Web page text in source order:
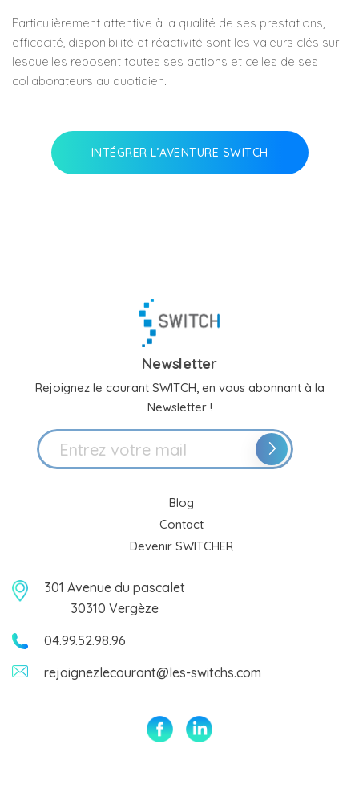
Particulièrement attentive à la qualité de ses prestations,
efficacité, disponibilité et réactivité sont les valeurs clés sur
lesquelles reposent toutes ses actions et celles de ses
collaborateurs au quotidien.
INTÉGRER L’AVENTURE SWITCH
Newsletter
Rejoignez le courant SWITCH, en vous abonnant à la
Newsletter !
Blog
Contact
Devenir SWITCHER
301 Avenue du pascalet
30310 Vergèze
04.99.52.98.96
rejoignezlecourant@les-switchs.com